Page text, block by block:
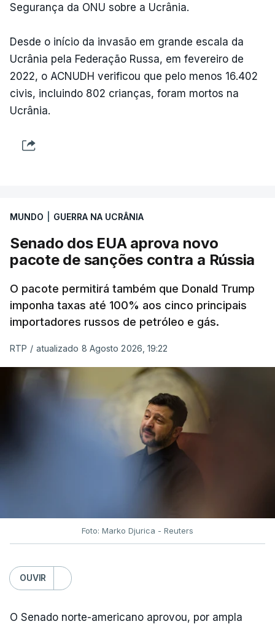
Segurança da ONU sobre a Ucrânia.
Desde o início da invasão em grande escala da
Ucrânia pela Federação Russa, em fevereiro de
2022, o ACNUDH verificou que pelo menos 16.402
civis, incluindo 802 crianças, foram mortos na
Ucrânia.
MUNDO GUERRA NA UCRÂNIA
Senado dos EUA aprova novo
pacote de sanções contra a Rússia
O pacote permitirá também que Donald Trump
imponha taxas até 100% aos cinco principais
importadores russos de petróleo e gás.
RTP / atualizado 8 Agosto 2026, 19:22
Foto: Marko Djurica - Reuters
OUVIR
O Senado norte-americano aprovou, por ampla